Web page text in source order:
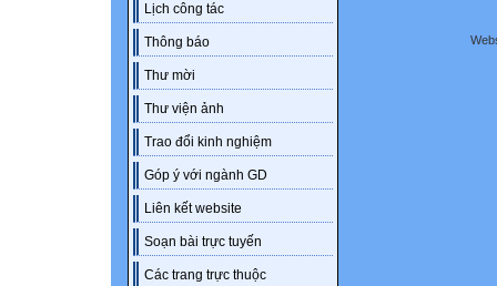
Lịch công tác
Thông báo
Thư mời
Thư viện ảnh
Trao đổi kinh nghiệm
Góp ý với ngành GD
Liên kết website
Soạn bài trực tuyến
Các trang trực thuộc